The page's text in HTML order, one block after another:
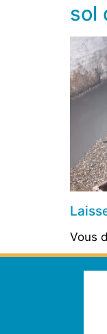
sol
Vous